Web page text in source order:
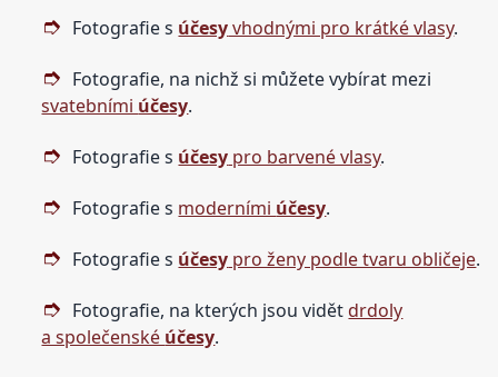
Fotografie s účesyvhodnými pro krátké vlasy.
Fotografie, na nichž si můžete vybírat mezi
svatebními účesy.
Fotografie s účesy pro barvené vlasy.
Fotografie s moderními účesy.
Fotografie s účesy pro ženy podle tvaru obličeje.
Fotografie, na kterých jsou vidětdrdoly
a společenské účesy.